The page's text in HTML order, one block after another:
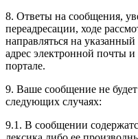
8. Ответы на сообщения,
переадресации, ходе
направляться на
адрес электронной почты
портале.
9. Ваше сообщение не
следующих случаях:
9.1. В сообщении